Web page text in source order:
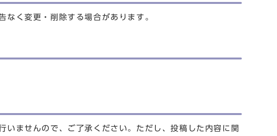
なく変更・削除する場合があります。
ませんので、ご了承ください。ただし、投稿した内容に関